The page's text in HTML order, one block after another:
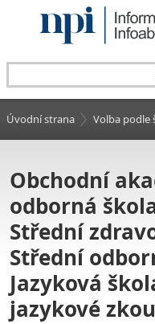
Úvodní strana Volba podle
Obchodní
odborná
Střední
Střední
Jazyková
jazykové